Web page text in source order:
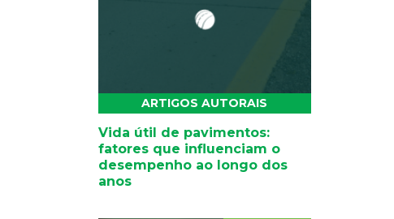
ARTIGOS AUTORAIS
Vida útil de pavimentos:
fatores que influenciam o
desempenho ao longo dos
anos